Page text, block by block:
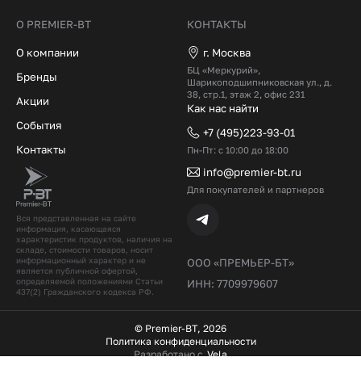
Вся представленная на сайте
информация, касающаяся
характеристик продуктов, наличия на
складе, стоимости товаров, носит
информационный характер и не
является публичной офертой,
определяемой положениями Статьи
437(2) Гражданского кодекcа РФ.
ООО «ПРЕМЬЕР-БТ»
ИНН: 7709979607
О PREMIER-BT
О компании
Бренды
Акции
События
Контакты
КОНТАКТЫ
г. Москва
БЦ «Меркурий»,
Шарикоподшипниковская ул., д.
38, стр.1, этаж 2, офис 231
Как нас найти
+7 (495)223-93-01
Пн-Пт: с 10:00 до 18:00
info@premier-bt.ru
Для покупателей и партнеров
© Premier-BT, 2026
Политика конфиденциальности
Разработано с Vela